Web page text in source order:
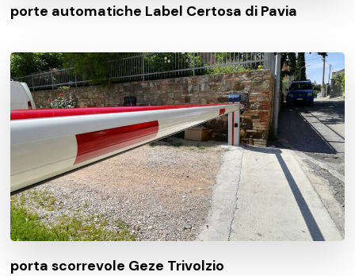
porte automatiche Label Certosa di Pavia
porta scorrevole Geze Trivolzio